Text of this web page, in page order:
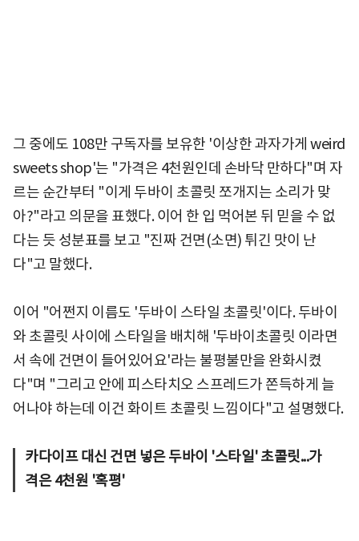
그 중에도 108만 구독자를 보유한 '이상한 과자가게 weird
sweets shop'는 "가격은 4천원인데 손바닥 만하다"며 자
르는 순간부터 "이게 두바이 초콜릿 쪼개지는 소리가 맞
아?"라고 의문을 표했다. 이어 한 입 먹어본 뒤 믿을 수 없
다는 듯 성분표를 보고 "진짜 건면(소면) 튀긴 맛이 난
다"고 말했다.
이어 "어쩐지 이름도 '두바이 스타일 초콜릿'이다. 두바이
와 초콜릿 사이에 스타일을 배치해 '두바이초콜릿 이라면
서 속에 건면이 들어있어요'라는 불평불만을 완화시켰
다"며 "그리고 안에 피스타치오 스프레드가 쫀득하게 늘
어나야 하는데 이건 화이트 초콜릿 느낌이다"고 설명했다.
카다이프 대신 건면 넣은 두바이 '스타일' 초콜릿...가
격은 4천원 '혹평'